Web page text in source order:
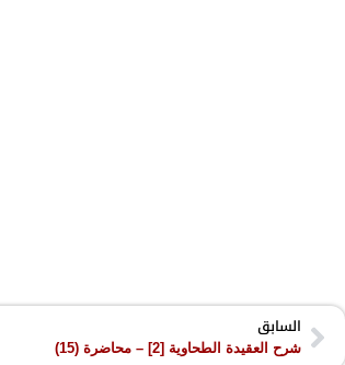
السابق
شرح العقيدة الطحاوية [2] – محاضرة (15)